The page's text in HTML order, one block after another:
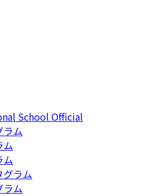
School Official
ラム
ム
ム
グラム
ラム